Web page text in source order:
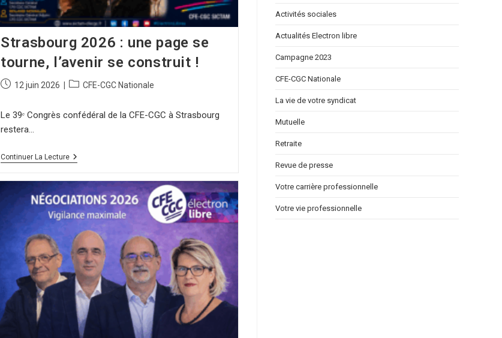
Strasbourg 2026 : une page se
tourne, l’avenir se construit !
12 juin 2026 CFE-CGC Nationale
Le 39ᵉ Congrès confédéral de la CFE-CGC à Strasbourg
restera…
Continuer La Lecture
Activités sociales
Actualités Electron libre
Campagne 2023
CFE-CGC Nationale
La vie de votre syndicat
Mutuelle
Retraite
Revue de presse
Votre carrière professionnelle
Votre vie professionnelle